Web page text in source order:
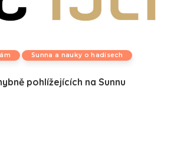
Sunna a nauky o hadísech
pohlížejících na Sunnu